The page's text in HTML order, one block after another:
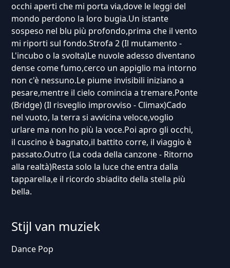
occhi aperti che mi porta via,dove le leggi del
mondo perdono la loro bugia.Un istante
sospeso nel blu più profondo,prima che il vento
mi riporti sul fondo.Strofa 2 (Il mutamento -
L'incubo o la svolta)Le nuvole adesso diventano
dense come fumo,cerco un appiglio ma intorno
non c'è nessuno.Le piume invisibili iniziano a
pesare,mentre il cielo comincia a tremare.Ponte
(Bridge) (Il risveglio improvviso - Climax)Cado
nel vuoto, la terra si avvicina veloce,voglio
urlare ma non ho più la voce.Poi apro gli occhi,
il cuscino è bagnato,il battito corre, il viaggio è
passato.Outro (La coda della canzone - Ritorno
alla realtà)Resta solo la luce che entra dalla
tapparella,e il ricordo sbiadito della stella più
bella.
Stijl van muziek
Dance Pop